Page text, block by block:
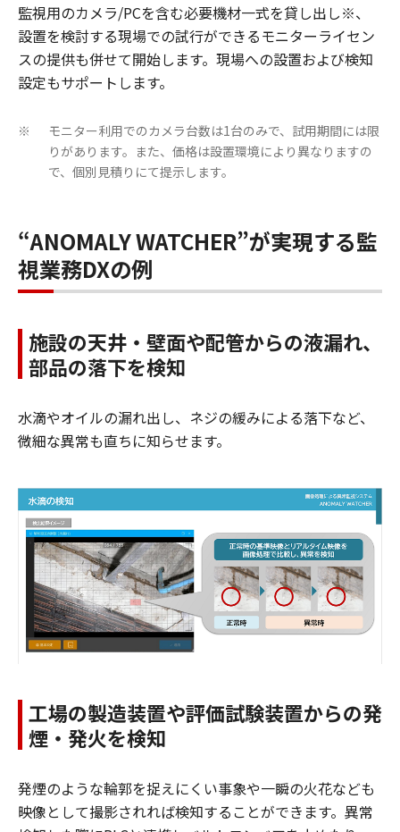
監視用のカメラ/PCを含む必要機材一式を貸し出し※、
設置を検討する現場での試行ができるモニターライセン
スの提供も併せて開始します。現場への設置および検知
設定もサポートします。
※
モニター利用でのカメラ台数は1台のみで、試用期間には限
りがあります。また、価格は設置環境により異なりますの
で、個別見積りにて提示します。
“ANOMALY WATCHER”が実現する監
視業務DXの例
施設の天井・壁面や配管からの液漏れ、
部品の落下を検知
水滴やオイルの漏れ出し、ネジの緩みによる落下など、
微細な異常も直ちに知らせます。
工場の製造装置や評価試験装置からの発
煙・発火を検知
発煙のような輪郭を捉えにくい事象や一瞬の火花なども
映像として撮影されれば検知することができます。異常